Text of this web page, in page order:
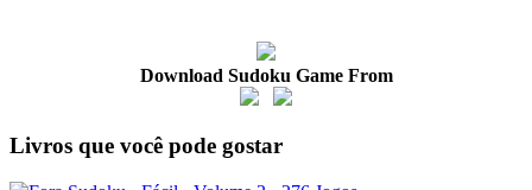
Download Sudoku Game From
Livros que você pode gostar